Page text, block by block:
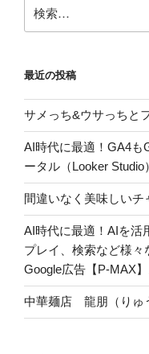
索:
最近の投稿
サメっち&ウサっちと
AI時代に最適！GA4も
ータル（Looker
間違いなく美味しいチ
AI時代に最適！AIを活
プレイ、検索など様々
Google広告【P-MAX】
中華麺店 龍朋（りゅ